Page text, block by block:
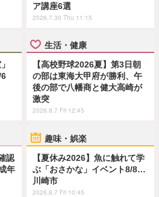
ア講座6選
2026.7.30 Thu 11:15
生活・健康
【高校野球2026夏】第3日朝
の部は東海大甲府が勝利、午
後の部で八幡商と健大高崎が
激突
2026.8.7 Fri 12:45
認
年
趣味・娯楽
【夏休み2026】魚に触れて学
ぶ「おさかな」イベント8/8…
川崎市
2026.8.7 Fri 10:45